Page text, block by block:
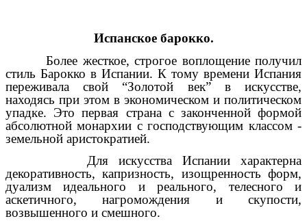
Испанское барокко.
Более жесткое, строгое воплощение получил
стиль Барокко в Испании. К тому времени Испания
переживала свой “Золотой век” в искусстве,
находясь при этом в экономическом и политическом
упадке. Это первая страна с законченной формой
абсолютной монархии с господствующим классом -
земельной аристократией.
Для искусства Испании характерна
декоративность, капризность, изощренность форм,
дуализм идеального и реального, телесного и
аскетичного, нагромождения и скупости,
возвышенного и смешного.